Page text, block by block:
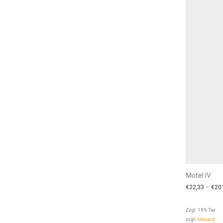
Motel IV
€22,33 – €
Zzgl. 19% Tax
zzgl. Versand